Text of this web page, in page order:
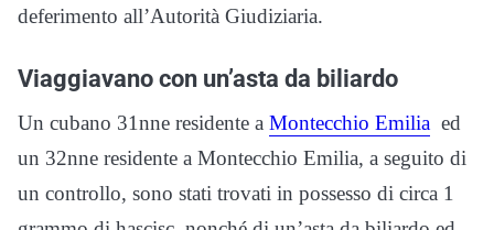
deferimento all’Autorità Giudiziaria.
Viaggiavano con un’asta da biliardo
Un cubano 31nne residente a Montecchio Emilia ed
un 32nne residente a Montecchio Emilia, a seguito di
un controllo, sono stati trovati in possesso di circa 1